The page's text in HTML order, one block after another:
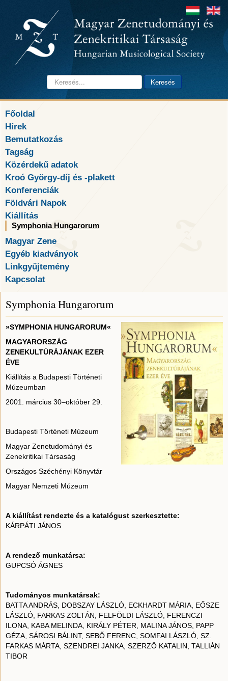
Keresés... Keresés
Főoldal
Hírek
Bemutatkozás
Tagság
Közérdekű adatok
Kroó György-díj és -plakett
Konferenciák
Földvári Napok
Kiállítás
Symphonia Hungarorum
Magyar Zene
Egyéb kiadványok
Linkgyűjtemény
Kapcsolat
Symphonia Hungarorum
»SYMPHONIA HUNGARORUM«
MAGYARORSZÁG
ZENEKULTÚRÁJÁNAK EZER
ÉVE
Kiállítás a Budapesti Történeti
Múzeumban
2001. március 30–október 29.
Budapesti Történeti Múzeum
Magyar Zenetudományi és
Zenekritikai Társaság
Országos Széchényi Könyvtár
Magyar Nemzeti Múzeum
A kiállítást rendezte és a katalógust szerkesztette:
KÁRPÁTI JÁNOS
A rendező munkatársa:
GUPCSÓ ÁGNES
Tudományos munkatársak:
BATTA ANDRÁS, DOBSZAY LÁSZLÓ, ECKHARDT MÁRIA, EŐSZE
LÁSZLÓ, FARKAS ZOLTÁN, FELFÖLDI LÁSZLÓ, FERENCZI
ILONA, KABA MELINDA, KIRÁLY PÉTER, MALINA JÁNOS, PAPP
GÉZA, SÁROSI BÁLINT, SEBŐ FERENC, SOMFAI LÁSZLÓ, SZ.
FARKAS MÁRTA, SZENDREI JANKA, SZERZŐ KATALIN, TALLIÁN
TIBOR